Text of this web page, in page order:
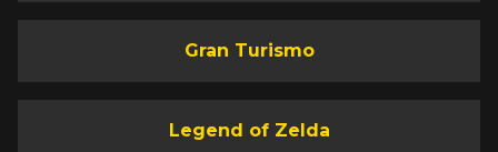
Gran Turismo
Legend of Zelda